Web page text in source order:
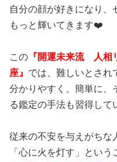
自分の顔が好きになり、
もっと輝いてきます❤️
この 『開運未来流 人相
座』 では、難しいとされ
分かりやすく、簡単に、
る鑑定の手法も習得して
従来の不安を与えがちな
「心に火を灯す」とい